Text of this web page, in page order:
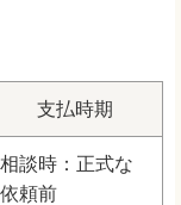
支払時期
相談時：正式な
依頼前